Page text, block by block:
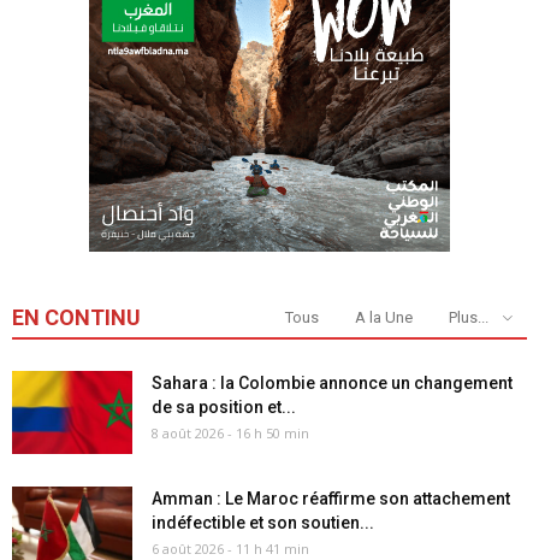
EN CONTINU Tous A la Une Plus...
Sahara : la Colombie annonce un changement
de sa position et...
8 août 2026 - 16 h 50 min
Amman : Le Maroc réaffirme son attachement
indéfectible et son soutien...
6 août 2026 - 11 h 41 min